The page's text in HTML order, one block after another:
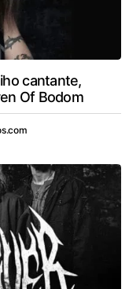
cantante,
Of Bodom